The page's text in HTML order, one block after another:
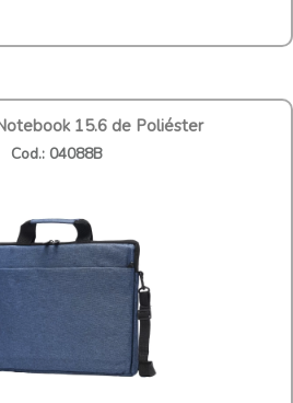
15.6 de Poliéster
Cod.: 04088B